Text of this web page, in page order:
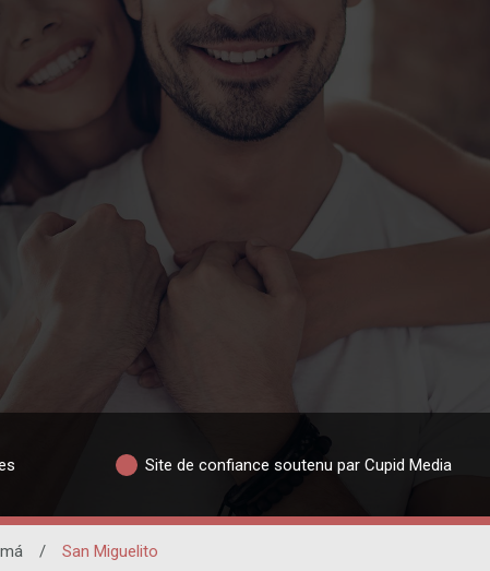
Site de confiance soutenu par Cupid Media
/ San Miguelito